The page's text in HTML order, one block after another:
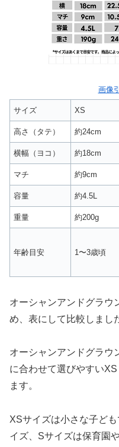
画像
サイズ XS
高さ（タテ） 約24cm
横幅（ヨコ） 約18cm
マチ 約9cm
容量 約4.5L
重量 約200g
年齢目安 1〜3歳頃
オーシャンアンドグラウ
め、表にして比較しまし
オーシャンアンドグラウ
に合わせて選びやすい
ます。
XSサイズは小さな子ど
イズ、Sサイズは保育園